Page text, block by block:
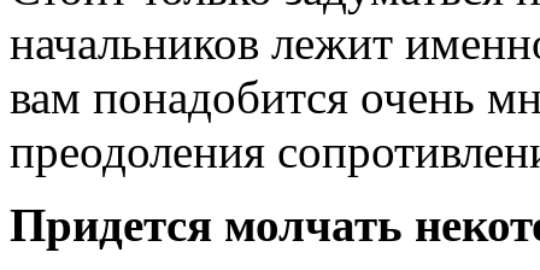
начальников лежит
вам понадобится очень
преодоления
Придется молчать